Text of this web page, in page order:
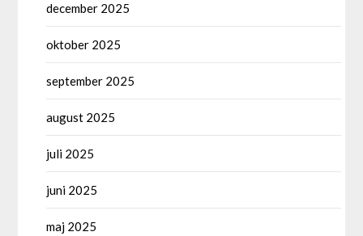
december 2025
oktober 2025
september 2025
august 2025
juli 2025
juni 2025
maj 2025